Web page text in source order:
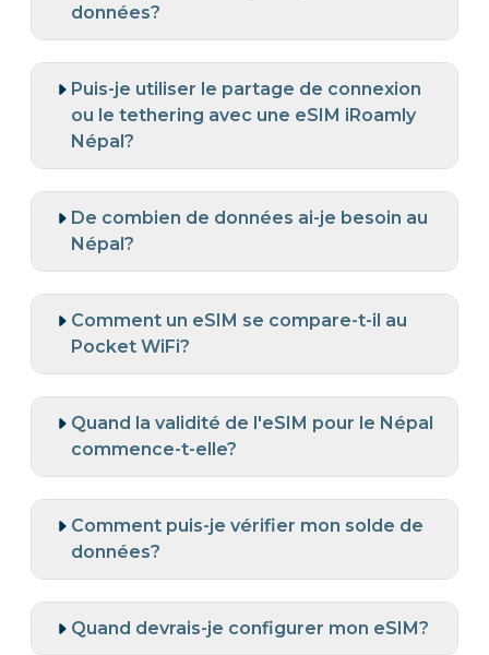
données?
Puis-je utiliser le partage de connexion
ou le tethering avec une eSIM iRoamly
Népal?
De combien de données ai-je besoin au
Népal?
Comment un eSIM se compare-t-il au
Pocket WiFi?
Quand la validité de l'eSIM pour le Népal
commence-t-elle?
Comment puis-je vérifier mon solde de
données?
Quand devrais-je configurer mon eSIM?